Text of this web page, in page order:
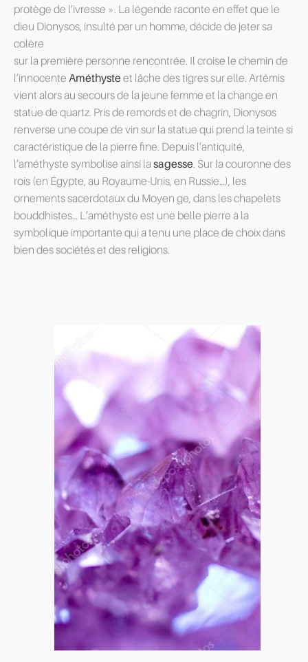
protège de l’ivresse ». La légende raconte en effet que le
dieu Dionysos, insulté par un homme, décide de jeter sa
colère
sur la première personne rencontrée. Il croise le chemin de
l’innocente Améthyste et lâche des tigres sur elle. Artémis
vient alors au secours de la jeune femme et la change en
statue de quartz. Pris de remords et de chagrin, Dionysos
renverse une coupe de vin sur la statue qui prend la teinte si
caractéristique de la pierre fine. Depuis l’antiquité,
l’améthyste symbolise ainsi la sagesse. Sur la couronne des
rois (en Égypte, au Royaume-Unis, en Russie…), les
ornements sacerdotaux du Moyen ge, dans les chapelets
bouddhistes… L’améthyste est une belle pierre à la
symbolique importante qui a tenu une place de choix dans
bien des sociétés et des religions.